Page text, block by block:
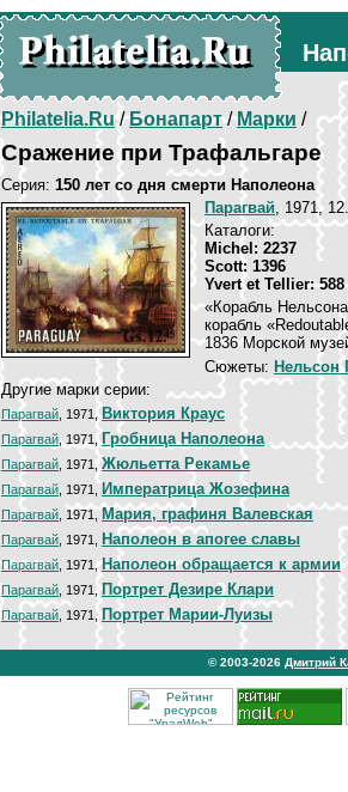
Philatelia.Ru/Бонапарт/Марки /
Сражение при Трафальгаре
Серия: 150 лет со дня смерти Наполеона
Парагвай, 1971,
Каталоги:
Michel: 2237
Scott: 1396
Yvert et Tellier:
«Корабль
корабль
1836 Морской
Сюжеты: Нельсон
Другие марки серии:
Парагвай , 1971,Виктория Краус
Парагвай, 1971,Гробница Наполеона
Парагвай , 1971,Жюльетта Рекамье
Парагвай , 1971, Императрицa Жозефинa
Парагвай , 1971, Мария, графиня Валевская
Парагвай , 1971, Наполеон в апогее славы
Парагвай , 1971,Наполеон обращается к армии
Парагвай , 1971,Портрет Дезире Клари
Парагвай , 1971,Портрет Марии-Луизы
© 2003-2026 Дмитрий